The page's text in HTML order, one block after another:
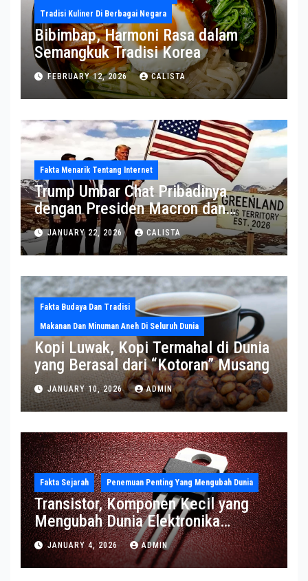
Tradisi Kuliner Di Berbagai Negara
Bibimbap, Harmoni Rasa dalam
Semangkuk Tradisi Korea
FEBRUARY 12, 2026 CALISTA
Fakta Menarik Tentang Internet
Trump Umbar Chat Pribadinya
dengan Presiden Macron dan
Sekjen NATO ke Medsos, Bahas Isu
Greenland
JANUARY 22, 2026 CALISTA
Fakta Budaya Dan Tradisi
Makanan Dan Minuman Aneh Di Seluruh Dunia
Kopi Luwak, Kopi Termahal di Dunia
yang Berasal dari “Kotoran” Musang
JANUARY 10, 2026 ADMIN
Fakta Sejarah Penemuan Penting Yang Mengubah Dunia
Transistor, Komponen Kecil yang
Mengubah Dunia Elektronika
Modern
JANUARY 4, 2026 ADMIN